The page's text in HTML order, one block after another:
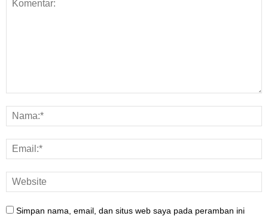
Simpan nama, email, dan situs web saya pada peramban ini